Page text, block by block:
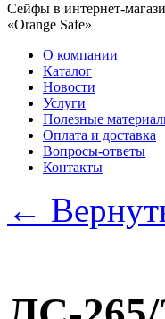
Сейфы в интернет-
«Оrange Safe»
О компании
Каталог
Новости
Услуги
Полезные
Оплата и доставка
Вопросы-ответы
Контакты
←